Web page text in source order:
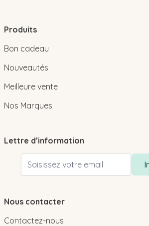
Produits
Bon cadeau
Nouveautés
Meilleure vente
Nos Marques
Lettre d’information
Adresse
Nous contacter
Contactez-nous